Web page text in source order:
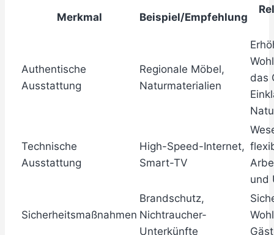
Merkmal Beispiel/Empfehlung
Authentische
Ausstattung
Regionale Möbel,
Naturmaterialien
das
Technische
Ausstattung
High-Speed-Internet,
Smart-TV
und
Sicherheitsmaßnahmen
Brandschutz,
Nichtraucher-
Unterkünfte